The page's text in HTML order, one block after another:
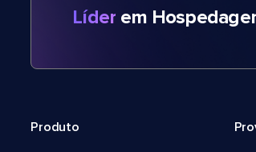
Líder em
Produto